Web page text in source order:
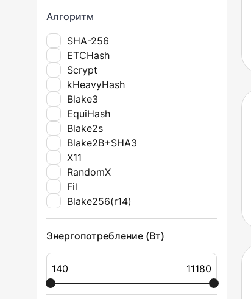
Алгоритм
SHA-256
ETCHash
Scrypt
kHeavyHash
Blake3
EquiHash
Blake2s
Blake2B+SHA3
X11
RandomX
Fil
Blake256(r14)
Энергопотребление (Вт)